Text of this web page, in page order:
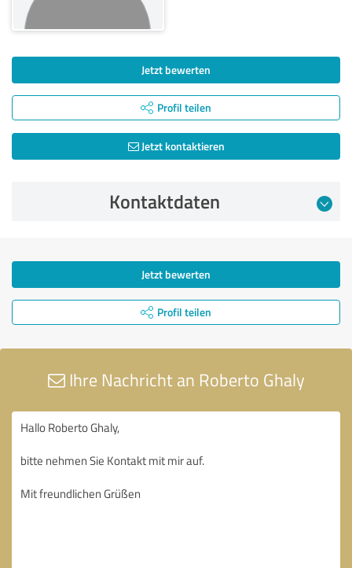
Jetzt bewerten
Profil teilen
Jetzt kontaktieren
Kontaktdaten
Jetzt bewerten
Profil teilen
Ihre Nachricht an Roberto Ghaly